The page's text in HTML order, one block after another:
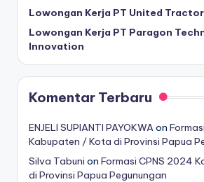
Lowongan Kerja PT United
Lowongan Kerja PT Paragon
Innovation
Komentar Terbaru
ENJELI SUPIANTI PAYOKWAon
Kabupaten / Kota di Provinsi Papua
Silva Tabuni on Formasi CPNS 2024
di Provinsi Papua Pegunungan